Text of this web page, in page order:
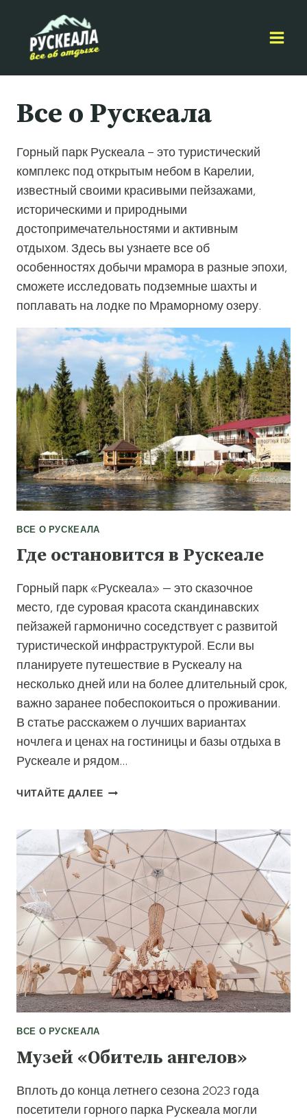
содержимому
Все о Рускеала
Горный парк Рускеала – это туристический
комплекс под открытым небом в Карелии,
известный своими красивыми пейзажами,
историческими и природными
достопримечательностями и активным
отдыхом. Здесь вы узнаете все об
особенностях добычи мрамора в разные эпохи,
сможете исследовать подземные шахты и
поплавать на лодке по Мраморному озеру.
ВСЕ О РУСКЕАЛА
Где остановится в Рускеале
Горный парк «Рускеала» — это сказочное
место, где суровая красота скандинавских
пейзажей гармонично соседствует с развитой
туристической инфраструктурой. Если вы
планируете путешествие в Рускеалу на
несколько дней или на более длительный срок,
важно заранее побеспокоиться о проживании.
В статье расскажем о лучших вариантах
ночлега и ценах на гостиницы и базы отдыха в
Рускеале и рядом…
ЧИТАЙТЕ ДАЛЕЕГДЕ
РУСКЕАЛЕ
ВСЕ О РУСКЕАЛА
Музей «Обитель ангелов»
Вплоть до конца летнего сезона 2023 года
посетители горного парка Рускеала могли